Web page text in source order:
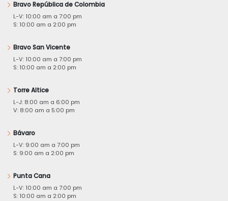
Bravo República de Colombia
L-V: 10:00 am a 7:00 pm
S: 10:00 am a 2:00 pm
Bravo San Vicente
L-V: 10:00 am a 7:00 pm
S: 10:00 am a 2:00 pm
Torre Altice
L-J: 8:00 am a 6:00 pm
V: 8:00 am a 5:00 pm
Bávaro
L-V: 9:00 am a 7:00 pm
S: 9:00 am a 2:00 pm
Punta Cana
L-V: 10:00 am a 7:00 pm
S: 10:00 am a 2:00 pm